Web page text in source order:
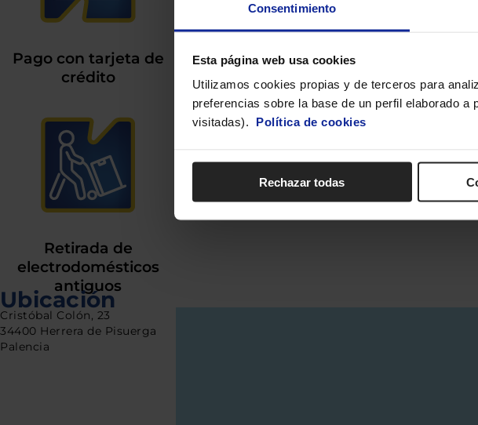
Consentimiento
Esta página web usa cookies
Utilizamos cookies propias y de terceros para
preferencias sobre la base de un perfil elaborado
visitadas). Política de cookies
Rechazar todas
Pago con tarjeta de
crédito
Retirada de
electrodomésticos
antiguos
Ubicación
Cristóbal Colón, 23
34400 Herrera de Pisuerga
Palencia